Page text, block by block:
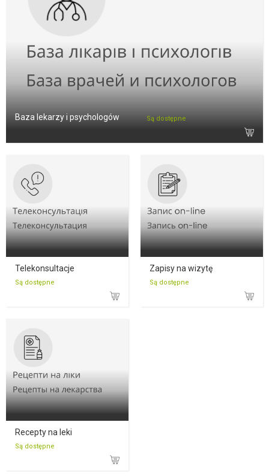
Baza lekarzy i psychologów Są dostępne
Telekonsultacje
Są dostępne
Zapisy na wizytę
Są dostępne
Recepty na leki
Są dostępne